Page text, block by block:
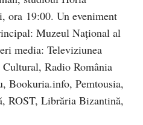
ora 19:00. Un eveniment
Muzeul Național al
media: Televiziunea
Radio România
Bookuria.info, Pemtousia,
ROST, Librăria Bizantină,